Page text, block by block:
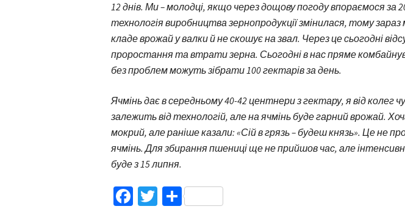
12 днів. Ми – молодці, якщо через дощову погоду впораємося за
технологія виробництва зернопродукції змінилася, тому
кладе врожай у валки й не скошує на звал. Через це сьогодні
проростання та втрати зерна. Сьогодні в нас пряме
без проблем можуть зібрати 100 гектарів за день.
Ячмінь дає в середньому 40-42 центнери з гектару, я від колег
залежить від технологій, але на ячмінь буде гарний врожай.
мокрий, але раніше казали: «Сій в грязь – будеш князь». Це не
ячмінь. Для збирання пшениці ще не прийшов час, але
буде з 15 липня.
Facebook
TwitterПоділитися